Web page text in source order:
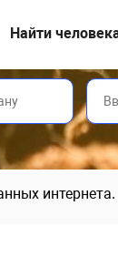
Найти
интернета.